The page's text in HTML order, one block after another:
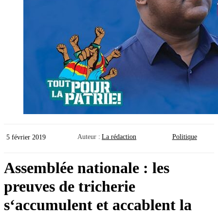
5 février 2019 Auteur : La rédaction Politique
Assemblée nationale : les
preuves de tricherie
s‘accumulent et accablent la